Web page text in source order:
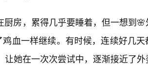
房，累得几乎要睡着，但一想到
血一样继续。有时候，连续好几天
她在一次次尝试中，逐渐接近了